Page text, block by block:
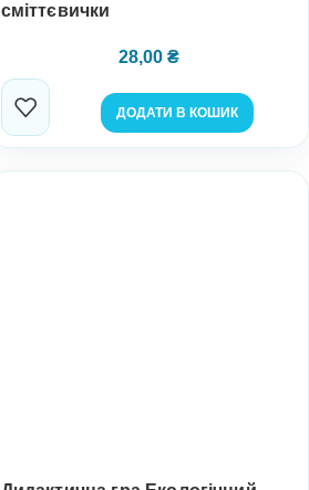
сміттєвички
28,00 ₴
ДОДАТИ В КОШИК